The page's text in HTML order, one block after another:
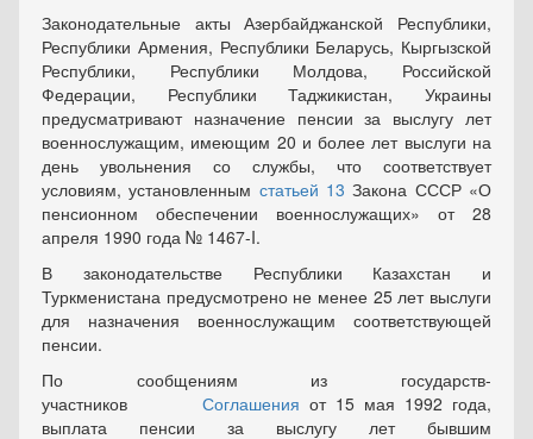
Законодательные акты Азербайджанской Республики,
Республики Армения, Республики Беларусь, Кыргызской
Республики, Республики Молдова, Российской
Федерации, Республики Таджикистан, Украины
предусматривают назначение пенсии за выслугу лет
военнослужащим, имеющим 20 и более лет выслуги на
день увольнения со службы, что соответствует
условиям, установленным статьей 13 Закона СССР «О
пенсионном обеспечении военнослужащих» от 28
апреля 1990 года № 1467-I.
В законодательстве Республики Казахстан и
Туркменистана предусмотрено не менее 25 лет выслуги
для назначения военнослужащим соответствующей
пенсии.
По сообщениям из государств-
участниковСоглашения от 15 мая 1992 года,
выплата пенсии за выслугу лет бывшим